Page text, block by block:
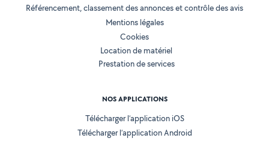
Référencement, classement des annonces et contrôle des avis
Mentions légales
Cookies
Location de matériel
Prestation de services
NOS APPLICATIONS
Télécharger l’application iOS
Télécharger l’application Android